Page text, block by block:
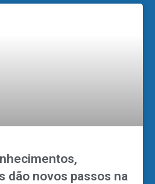
dão novos passos na